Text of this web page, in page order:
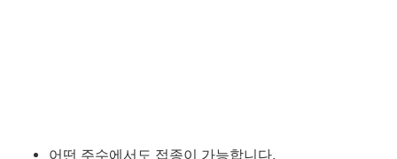
어떤 주수에서도 접종이 가능합니다.